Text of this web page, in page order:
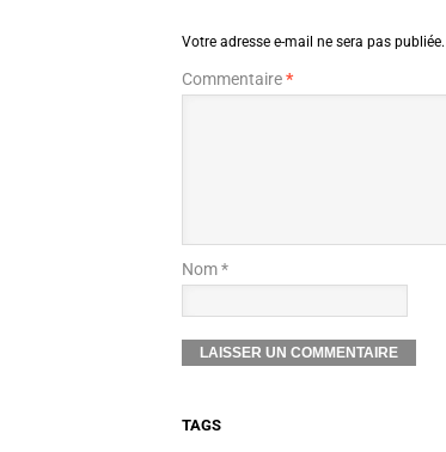
Votre adresse e-mail ne sera pas publiée.
Commentaire*
Nom *
TAGS